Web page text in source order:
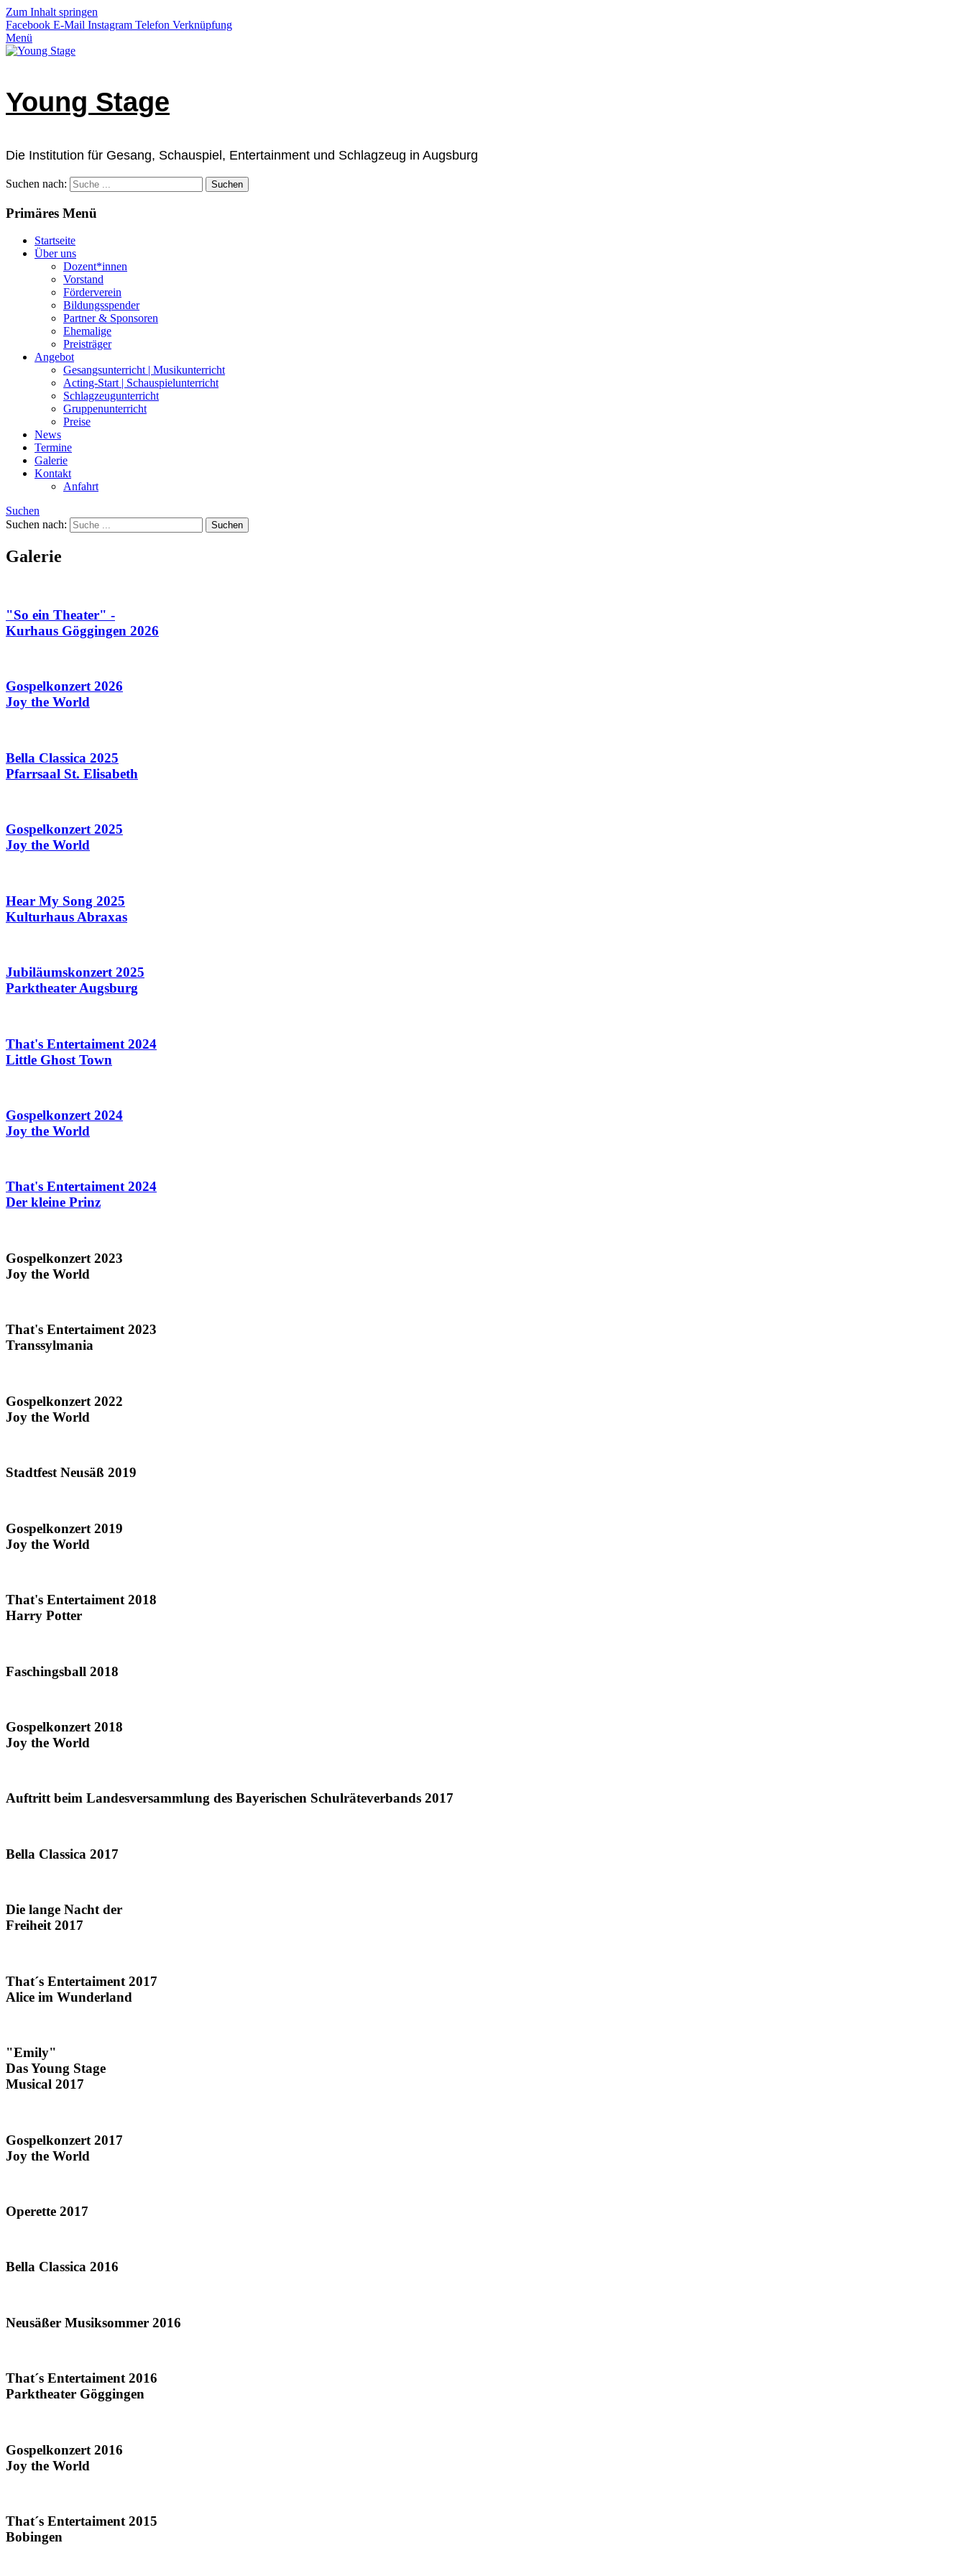
Zum Inhalt springen
Facebook E-Mail Instagram Telefon Verknüpfung
Menü
Young Stage
Die Institution für Gesang, Schauspiel, Entertainment und Schlagzeug in Augsburg
Suchen nach:
Primäres Menü
Startseite
Über uns
Dozent*innen
Vorstand
Förderverein
Bildungsspender
Partner & Sponsoren
Ehemalige
Preisträger
Angebot
Gesangsunterricht | Musikunterricht
Acting-Start | Schauspielunterricht
Schlagzeugunterricht
Gruppenunterricht
Preise
News
Termine
Galerie
Kontakt
Anfahrt
Suchen
Suchen nach:
Galerie
"So ein Theater" -
Kurhaus Göggingen 2026
Gospelkonzert 2026
Joy the World
Bella Classica 2025
Pfarrsaal St. Elisabeth
Gospelkonzert 2025
Joy the World
Hear My Song 2025
Kulturhaus Abraxas
Jubiläumskonzert 2025
Parktheater Augsburg
That's Entertaiment 2024
Little Ghost Town
Gospelkonzert 2024
Joy the World
That's Entertaiment 2024
Der kleine Prinz
Gospelkonzert 2023
Joy the World
That's Entertaiment 2023
Transsylmania
Gospelkonzert 2022
Joy the World
Stadtfest Neusäß 2019
Gospelkonzert 2019
Joy the World
That's Entertaiment 2018
Harry Potter
Faschingsball 2018
Gospelkonzert 2018
Joy the World
Auftritt beim Landesversammlung des Bayerischen Schulräteverbands 2017
Bella Classica 2017
Die lange Nacht der
Freiheit 2017
That´s Entertaiment 2017
Alice im Wunderland
"Emily"
Das Young Stage
Musical 2017
Gospelkonzert 2017
Joy the World
Operette 2017
Bella Classica 2016
Neusäßer Musiksommer 2016
That´s Entertaiment 2016
Parktheater Göggingen
Gospelkonzert 2016
Joy the World
That´s Entertaiment 2015
Bobingen